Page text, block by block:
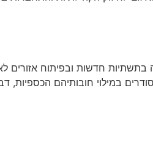
חדשות ובפיתוח אזורים לא
במילוי חובותיהם הכספיות,